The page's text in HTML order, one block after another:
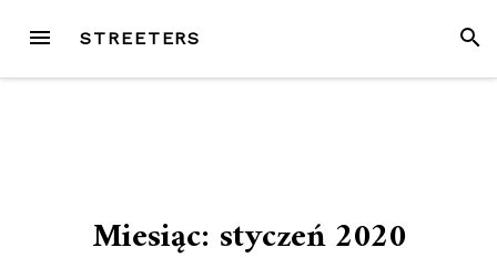
treści
MENU STREETERS
Miesiąc: styczeń 2020